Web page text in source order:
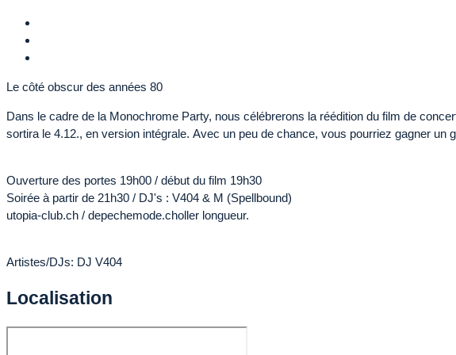
Le côté obscur des années 80
Dans le cadre de la Monochrome Party, nous célébrerons la réédition du film de
sortira le 4.12., en version intégrale. Avec un peu de chance, vous pourriez gagner un
Ouverture des portes 19h00 / début du film 19h30
Soirée à partir de 21h30 / DJ's : V404 & M (Spellbound)
utopia-club.ch / depechemode.choller longueur.
Artistes/DJs: DJ V404
Localisation